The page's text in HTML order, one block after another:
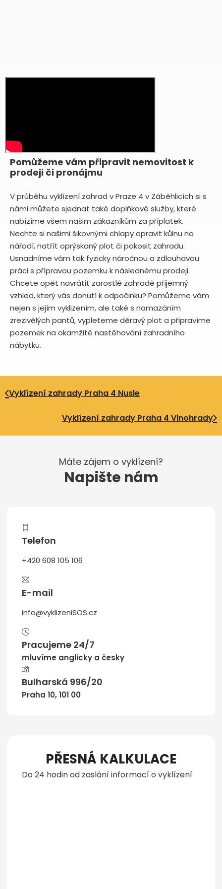
Pomůžeme vám připravit nemovitost k
prodeji či pronájmu
V průběhu vyklízení zahrad v Praze 4 v Záběhlicích si s
námi můžete sjednat také doplňkové služby, které
nabízíme všem našim zákazníkům za příplatek.
Nechte si našimi šikovnými chlapy opravit kůlnu na
nářadí, natřít oprýskaný plot či pokosit zahradu.
Usnadníme vám tak fyzicky náročnou a zdlouhavou
práci s přípravou pozemku k následnému prodeji.
Chcete opět navrátit zarostlé zahradě příjemný
vzhled, který vás donutí k odpočinku? Pomůžeme vám
nejen s jejím vyklizením, ale také s namazáním
zrezivělých pantů, vypleteme děravý plot a připravíme
pozemek na okamžité nastěhování zahradního
nábytku.
Vyklízení zahrady Praha 4 Nusle
Vyklízení zahrady Praha 4 Vinohrady
Máte zájem o vyklízení?
Napište nám
Telefon
+420 608 105 106
E-mail
info@vyklizeniSOS.cz
Pracujeme 24/7
mluvíme anglicky a česky
Bulharská 996/20
Praha 10, 101 00
PŘESNÁ KALKULACE
Do 24 hodin od zaslání informací o vyklízení